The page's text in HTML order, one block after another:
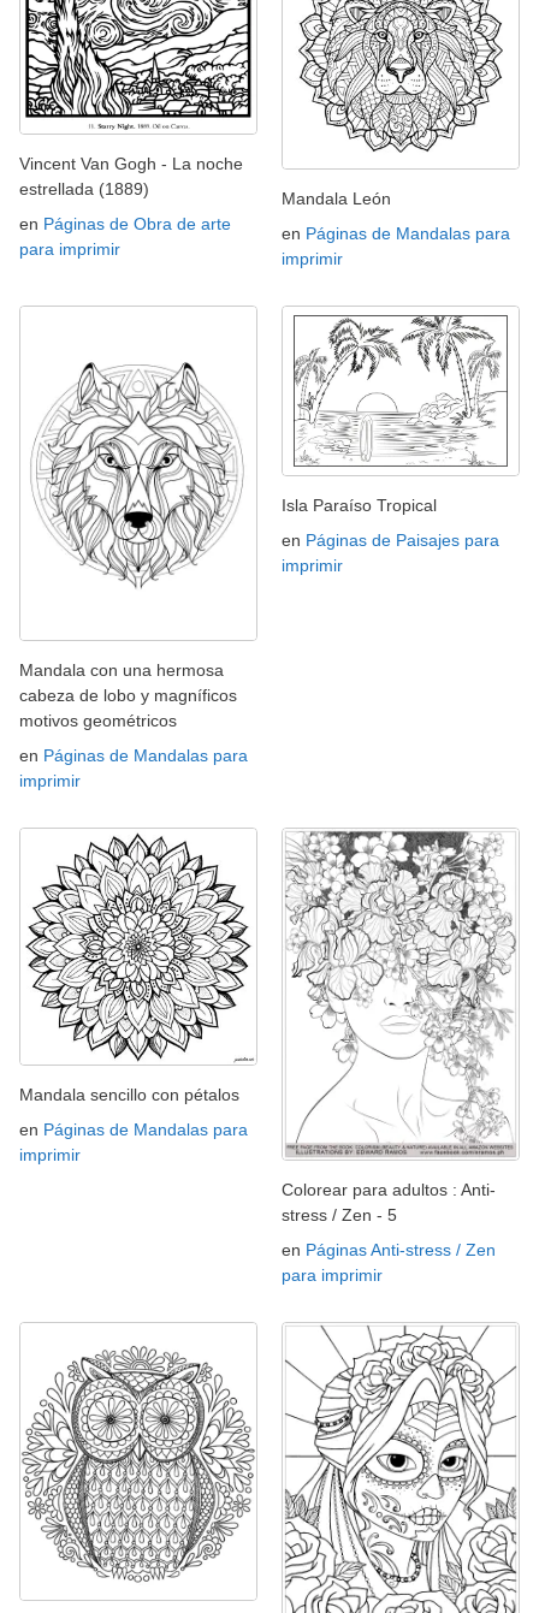
Vincent Van Gogh - La noche
estrellada (1889)
en Páginas de Obra de arte
para imprimir
Mandala León
en Páginas de Mandalas para
imprimir
Mandala con una hermosa
cabeza de lobo y magníficos
motivos geométricos
en Páginas de Mandalas para
imprimir
Isla Paraíso Tropical
en Páginas de Paisajes para
imprimir
Mandala sencillo con pétalos
en Páginas de Mandalas para
imprimir
Colorear para adultos : Anti-
stress / Zen - 5
en Páginas Anti-stress / Zen
para imprimir